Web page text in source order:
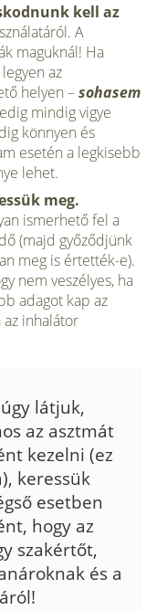
kell az
A
maguknál! Ha
az
helyen –sohasem
mindig vigye
könnyen és
esetén a legki­sebb
lehet.
meg.
ismerhető fel a
(majd győződjünk
meg is értették-e).
nem veszélyes, ha
adagot kap az
az inhalátor
látjuk,
az asztmát
kezelni (ez
keressük
esetben
hogy az
szakértőt,
és a